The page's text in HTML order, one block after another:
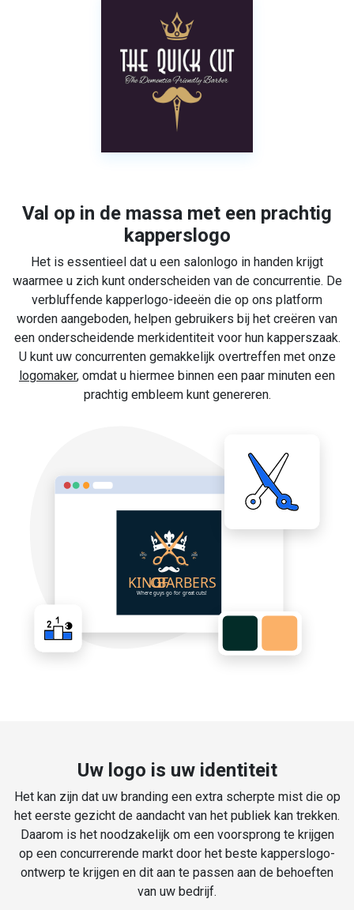
Val op in de massa met een prachtig
kapperslogo
Het is essentieel dat u een salonlogo in handen krijgt
waarmee u zich kunt onderscheiden van de concurrentie. De
verbluffende kapperlogo-ideeën die op ons platform
worden aangeboden, helpen gebruikers bij het creëren van
een onderscheidende merkidentiteit voor hun kapperszaak.
U kunt uw concurrenten gemakkelijk overtreffen met onze
logomaker, omdat u hiermee binnen een paar minuten een
prachtig embleem kunt genereren.
Uw logo is uw identiteit
Het kan zijn dat uw branding een extra scherpte mist die op
het eerste gezicht de aandacht van het publiek kan trekken.
Daarom is het noodzakelijk om een voorsprong te krijgen
op een concurrerende markt door het beste kapperslogo-
ontwerp te krijgen en dit aan te passen aan de behoeften
van uw bedrijf.